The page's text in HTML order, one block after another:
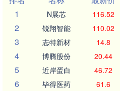
1
N展芯 116.52
2 锐翔智能 110.02
3 志特新材 14.8
4 博腾股份 20.44
5 近岸蛋白 46.72
6 毕得医药 61.6